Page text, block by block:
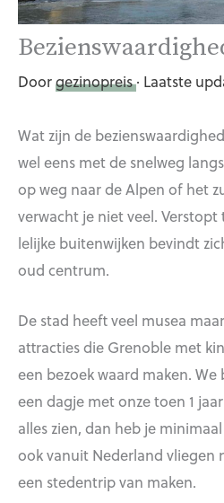
Doorgezinopreis· Laatste
Wat zijn de
wel eens met de snelweg
op weg naar de Alpen of het
verwacht je niet veel.
lelijke buitenwijken bevindt
oud centrum.
De stad heeft veel musea
attracties die Grenoble met
een bezoek waard maken.
een dagje met onze toen 1
alles zien, dan heb je
ook vanuit Nederland vliegen
een stedentrip van maken.